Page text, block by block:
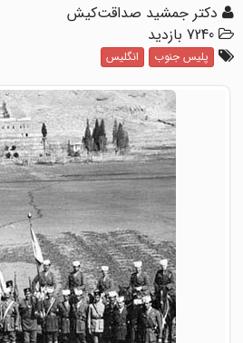
دکتر جمشید صداقت‌کیش
7240 بازدید
پلیس جنوب انگلیس